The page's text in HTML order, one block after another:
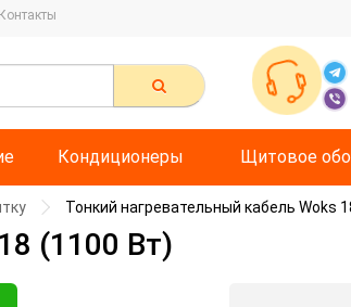
Контакты
Кондиционеры Щитовое
Тонкий нагревательный кабель Woks
(1100 Вт)